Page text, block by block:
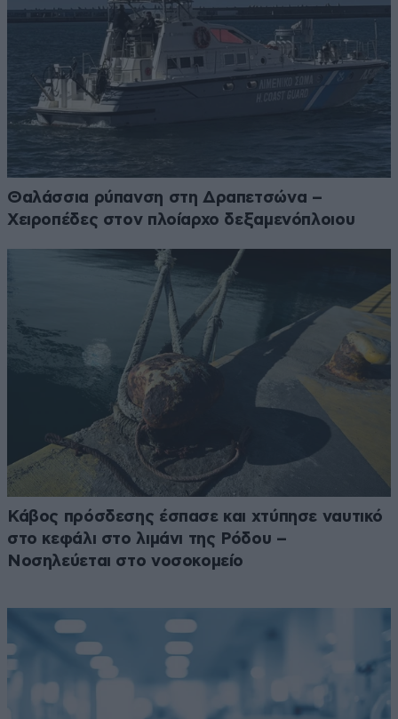
Θαλάσσια ρύπανση στη Δραπετσώνα –
Χειροπέδες στον πλοίαρχο δεξαμενόπλοιου
Κάβος πρόσδεσης έσπασε και χτύπησε ναυτικό
στο κεφάλι στο λιμάνι της Ρόδου –
Νοσηλεύεται στο νοσοκομείο